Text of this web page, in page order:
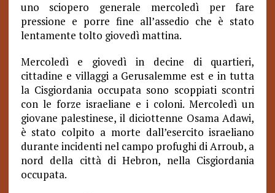
uno sciopero generale mercoledì per fare
pressione e porre fine all’assedio che è stato
lentamente tolto giovedì mattina.
Mercoledì e giovedì in decine di quartieri,
cittadine e villaggi a Gerusalemme est e in tutta
la Cisgiordania occupata sono scoppiati scontri
con le forze israeliane e i coloni. Mercoledì un
giovane palestinese, il diciottenne Osama Adawi,
è stato colpito a morte dall’esercito israeliano
durante incidenti nel campo profughi di Arroub, a
nord della città di Hebron, nella Cisgiordania
occupata.